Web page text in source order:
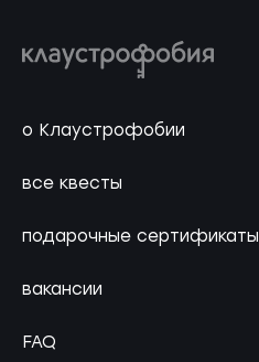
о Клаустрофобии
все квесты
подарочные сертификаты
вакансии
FAQ